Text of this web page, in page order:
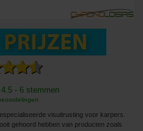
- 6 stemmen
visuitrusting voor karpers.
gehoord hebben van producten zoals